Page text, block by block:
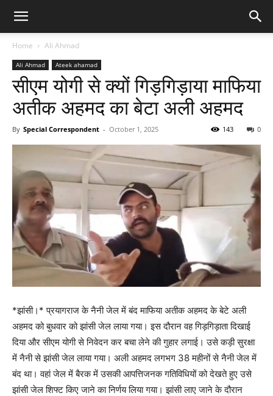
Home Ali Ahmad
Ali Ahmad Ateek ahamad
सीएम योगी से क्यों गिड़गिड़ाया माफिया
अतीक अहमद का बेटा अली अहमद
By Special Correspondent - October 1, 2025 0
143
*झांसी।* प्रयागराज के नैनी जेल में बंद माफिया अतीक अहमद के बेटे अली
अहमद को बुधवार को झांसी जेल लाया गया। इस दौरान वह गिड़गिड़ाता दिखाई
दिया और सीएम योगी से निवेदन कर बचा लेने की गुहार लगाई। उसे कड़ी सुरक्षा
में नैनी से झांसी जेल लाया गया। अली अहमद लगभग 38 महीनों से नैनी जेल में
बंद था। वहां जेल में बैरक में उसकी आपत्तिजनक गतिविधियों को देखते हुए उसे
झांसी जेल शिफ्ट किए जाने का निर्णय लिया गया। झांसी लाए जाने के दौरान